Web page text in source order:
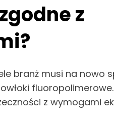
z
branż musi na nowo
z wymogami